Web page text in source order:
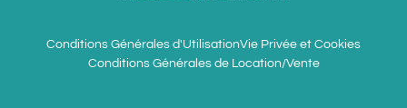
Conditions Générales d'UtilisationVie Privée et Cookies
Conditions Générales de Location/Vente